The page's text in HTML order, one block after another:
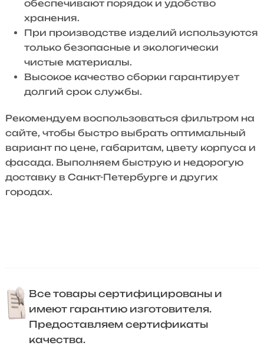
обеспечивают порядок и удобство
хранения.
При производстве изделий используются
только безопасные и экологически
чистые материалы.
Высокое качество сборки гарантирует
долгий срок службы.
Рекомендуем воспользоваться фильтром на
сайте, чтобы быстро выбрать оптимальный
вариант по цене, габаритам, цвету корпуса и
фасада. Выполняем быструю и недорогую
доставку в Санкт-Петербурге и других
городах.
Все товары сертифицированы и
имеют гарантию изготовителя.
Предоставляем сертификаты
качества.